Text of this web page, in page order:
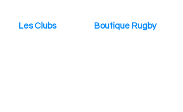
Les Clubs Boutique Rugby